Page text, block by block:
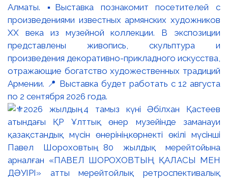
Алматы. ▪️Выставка познакомит посетителей с
произведениями известных армянских художников
XX века из музейной коллекции. В экспозиции
представлены живопись, скульптура и
произведения декоративно-прикладного искусства,
отражающие богатство художественных традиций
Армении. 📍 Выставка будет работать с 12 августа
по 2 сентября 2026 года.